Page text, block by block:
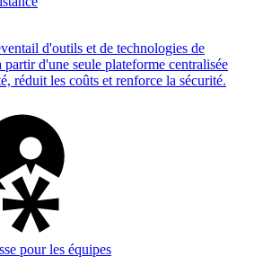
d'outils et de technologies de
partir d'une seule plateforme centralisée
réduit les coûts et renforce la sécurité.
pour les équipes